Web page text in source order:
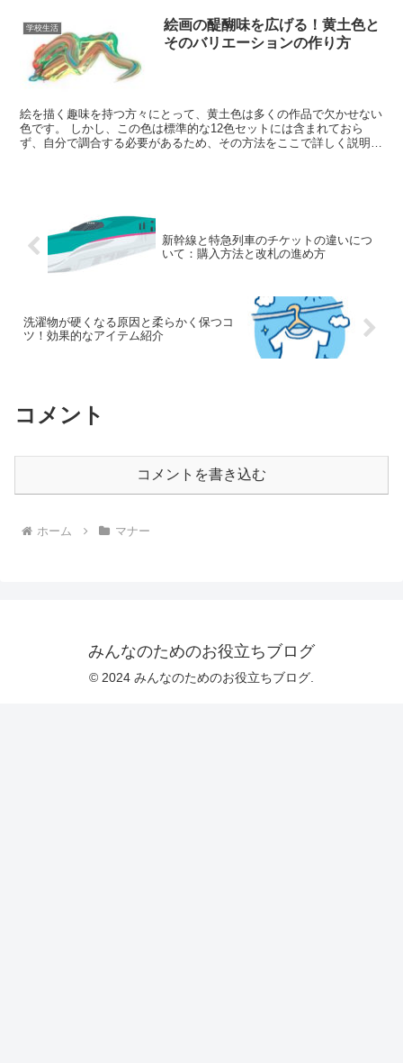
学校生活
絵画の醍醐味を広げる！黄土色と
そのバリエーションの作り方
絵を描く趣味を持つ方々にとって、黄土色は多くの作品で欠かせない
色です。 しかし、この色は標準的な12色セットには含まれておら
ず、自分で調合する必要があるため、その方法をここで詳しく説明し
新幹線と特急列車のチケットの違いにつ
いて：購入方法と改札の進め方
洗濯物が硬くなる原因と柔らかく保つコ
ツ！効果的なアイテム紹介
コメント
コメントを書き込む
ホーム マナー
みんなのためのお役立ちブログ
© 2024 みんなのためのお役立ちブログ.